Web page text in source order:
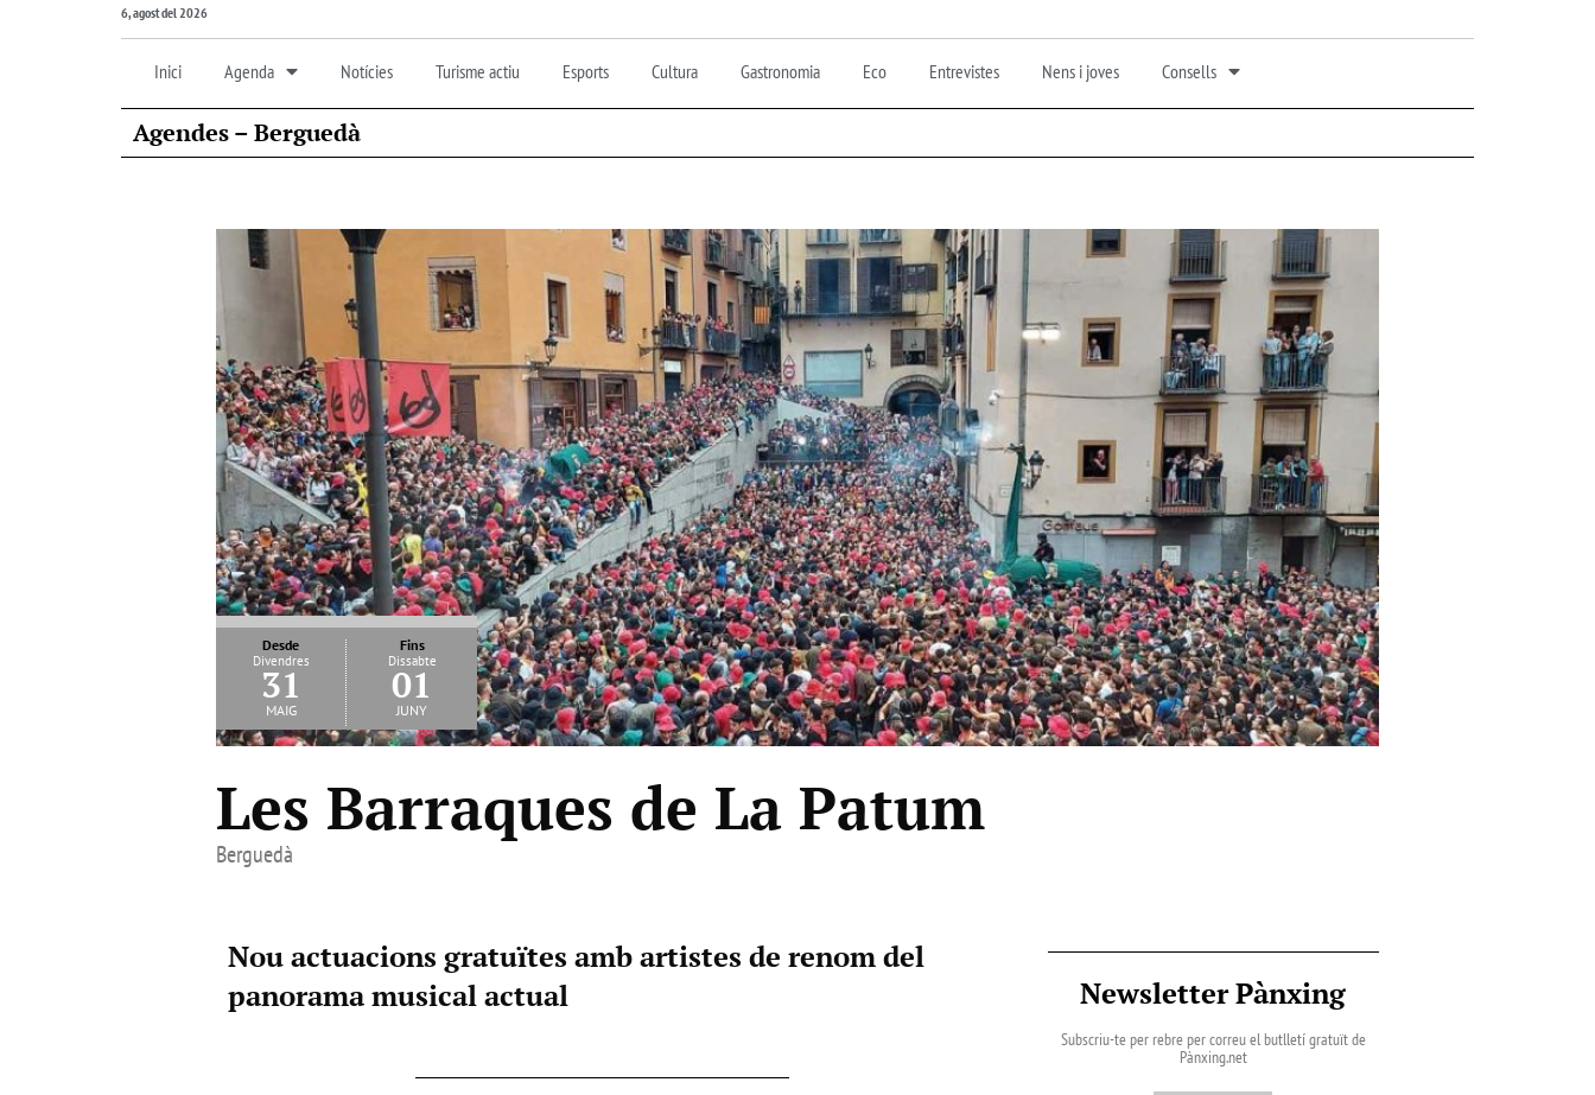
6, agost del 2026
Inici Agenda Notícies Turisme actiu Esports Cultura Gastronomia Eco Entrevistes Nens i joves Consells
Agendes – Berguedà
Desde
Divendres
31
maig
Fins
Dissabte
01
juny
Les Barraques de La Patum
Berguedà
Nou actuacions gratuïtes amb artistes de renom del
panorama musical actual
Newsletter Pànxing
Subscriu-te per rebre per correu el butlletí gratuït de
Pànxing.net​